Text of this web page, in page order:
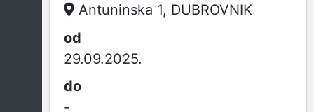
Antuninska 1, DUBROVNIK
29.09.2025.
-